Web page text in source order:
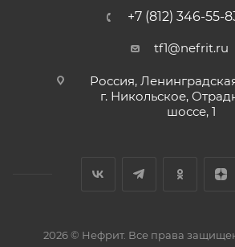
+7 (812) 346-55-
tf1@nefrit.ru
Россия,
г. Никольское,
шоссе, 1
2026 © Нефрит. Все права